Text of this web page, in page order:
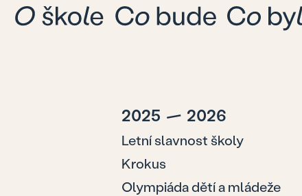
2025 — 2026
Letní slavnost školy
Krokus
Olympiáda dětí a mládeže